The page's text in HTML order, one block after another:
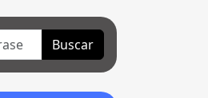
Buscar